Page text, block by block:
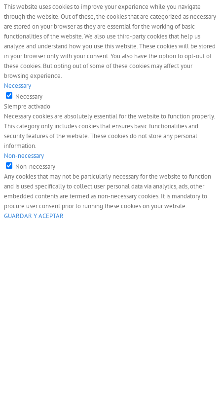
This website uses cookies to improve your experience while you navigate
through the website. Out of these, the cookies that are categorized as necessary
are stored on your browser as they are essential for the working of basic
functionalities of the website. We also use third-party cookies that help us
analyze and understand how you use this website. These cookies will be stored
in your browser only with your consent. You also have the option to opt-out of
these cookies. But opting out of some of these cookies may affect your
browsing experience.
Necessary
Necessary
Siempre activado
Necessary cookies are absolutely essential for the website to function properly.
This category only includes cookies that ensures basic functionalities and
security features of the website. These cookies do not store any personal
information.
Non-necessary
Non-necessary
Any cookies that may not be particularly necessary for the website to function
and is used specifically to collect user personal data via analytics, ads, other
embedded contents are termed as non-necessary cookies. It is mandatory to
procure user consent prior to running these cookies on your website.
GUARDAR Y ACEPTAR